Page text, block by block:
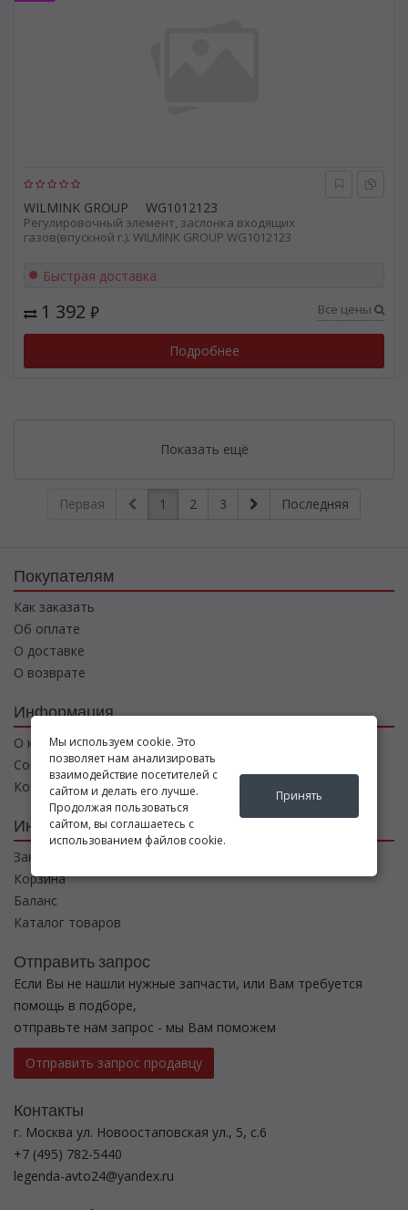
WILMINK GROUP WG1012123
Регулировочный элемент, заслонка входящих
газов(впускной г.). WILMINK GROUP WG1012123
Быстрая доставка
1 392 ₽ Все цены
Подробнее
Показать ещё
Первая 1 2 3 Последняя
Покупателям
Как заказать
Об оплате
О доставке
О возврате
Информация
О компании
Соглашение
Контакты
Интернет магазин
Заказы
Корзина
Баланс
Каталог товаров
Отправить запрос
Если Вы не нашли нужные запчасти, или Вам требуется
помощь в подборе,
отправьте нам запрос - мы Вам поможем
Отправить запрос продавцу
Контакты
г. Москва ул. Новоостаповская ул., 5, с.6
+7 (495) 782-5440
legenda-avto24@yandex.ru
Мы используем cookie. Это
позволяет нам анализировать
взаимодействие посетителей с
сайтом и делать его лучше.
Продолжая пользоваться
сайтом, вы соглашаетесь с
использованием файлов cookie.
Принять